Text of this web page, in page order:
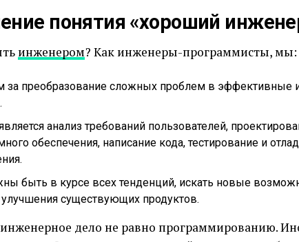
понятия «хороший
инженером? Как инженеры-программисты, мы:
за преобразование сложных проблем в эффективные
анализ требований пользователей,
обеспечения, написание кода, тестирование и
быть в курсе всех тенденций, искать новые
существующих продуктов.
дело не равно программированию.